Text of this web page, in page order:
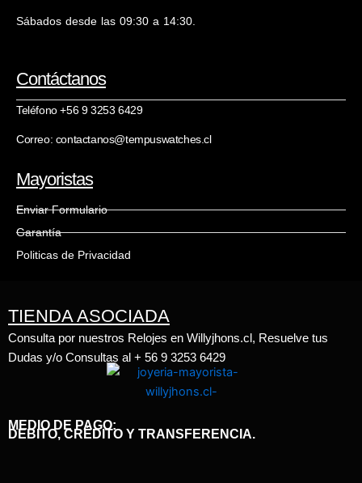
Sábados desde las 09:30 a 14:30.
Contáctanos
Teléfono +56 9 3253 6429
Correo: contactanos@tempuswatches.cl
Mayoristas
Enviar Formulario
Garantía
Politicas de Privacidad
TIENDA ASOCIADA
Consulta por nuestros Relojes en Willyjhons.cl, Resuelve tus
Dudas y/o Consultas al + 56 9 3253 6429
MEDIO DE PAGO:
DEBITO, CRÉDITO Y TRANSFERENCIA.